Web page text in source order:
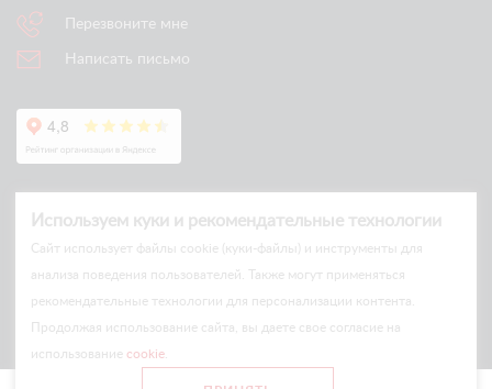
© Arlift 2026
All rights reserved
Перезвоните мне
Написать письмо
Используем куки и рекомендательные технологии
Cайт использует файлы cookie (куки-файлы) и инструменты для
анализа поведения пользователей. Также могут применяться
рекомендательные технологии для персонализации контента.
Продолжая использование сайта, вы даете свое согласие на
использование cookie